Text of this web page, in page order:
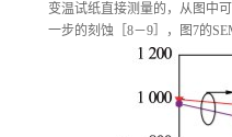
变温试纸直接测量的，从图中
一步的刻蚀［8－9］，图7的